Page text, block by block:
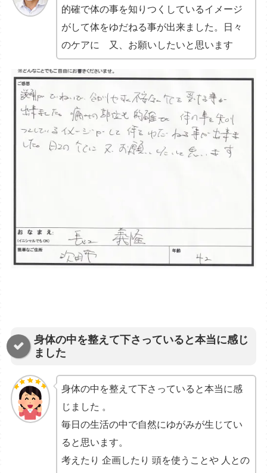
的確で体の事を知りつくしているイメージ
がして体をゆだねる事が出来ました。日々
のケアに 又、お願いしたいと思います
身体の中を整えて下さっていると本当に感じ
ました
身体の中を整えて下さっていると本当に感
じました 。
毎日の生活の中で自然にゆがみが生じてい
ると思います。
考えたり 企画したり 頭を使うことや 人との